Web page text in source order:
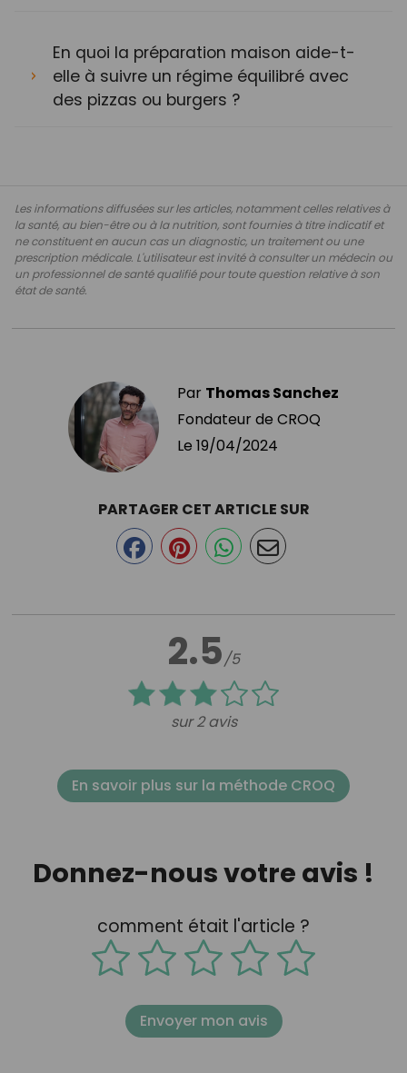
En quoi la préparation maison aide-t-
elle à suivre un régime équilibré avec
des pizzas ou burgers ?
Les informations diffusées sur les articles, notamment celles relatives à
la santé, au bien-être ou à la nutrition, sont fournies à titre indicatif et
ne constituent en aucun cas un diagnostic, un traitement ou une
prescription médicale. L'utilisateur est invité à consulter un médecin ou
un professionnel de santé qualifié pour toute question relative à son
état de santé.
Par Thomas Sanchez
Fondateur de CROQ
Le 19/04/2024
2.5/5
sur 2 avis
PARTAGER CET ARTICLE SUR
En savoir plus sur la méthode CROQ
Donnez-nous votre avis !
comment était l'article ?
Envoyer mon avis